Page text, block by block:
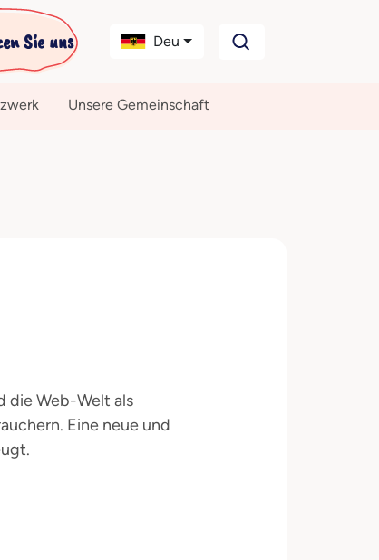
Sie uns Deu
Unsere Gemeinschaft
die Web-Welt als
Eine neue und